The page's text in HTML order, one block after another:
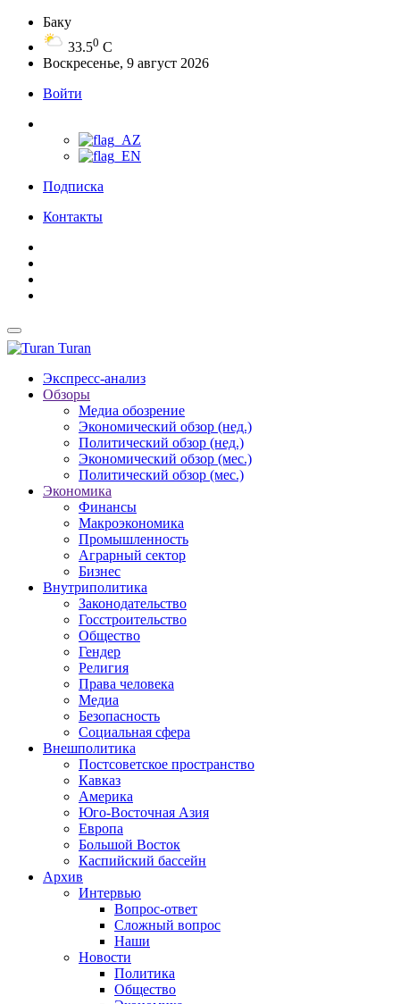
Баку
33.50 C
Воскресенье, 9 август 2026
Войти
Подписка
Контакты
Turan
Экспресс-анализ
Обзоры
Медиа обозрение
Экономический обзор (нед.)
Политический обзор (нед.)
Экономический обзор (мес.)
Политический обзор (мес.)
Экономика
Финансы
Макроэкономика
Промышленность
Аграрный сектор
Бизнес
Внутриполитика
Законодательство
Госстроительство
Общество
Гендер
Религия
Права человека
Медиа
Безопасность
Социальная сфера
Внешполитика
Постсоветское пространство
Кавказ
Америка
Юго-Восточная Азия
Европа
Большой Восток
Каспийский бассейн
Архив
Интервью
Вопрос-ответ
Сложный вопрос
Наши
Новости
Политика
Общество